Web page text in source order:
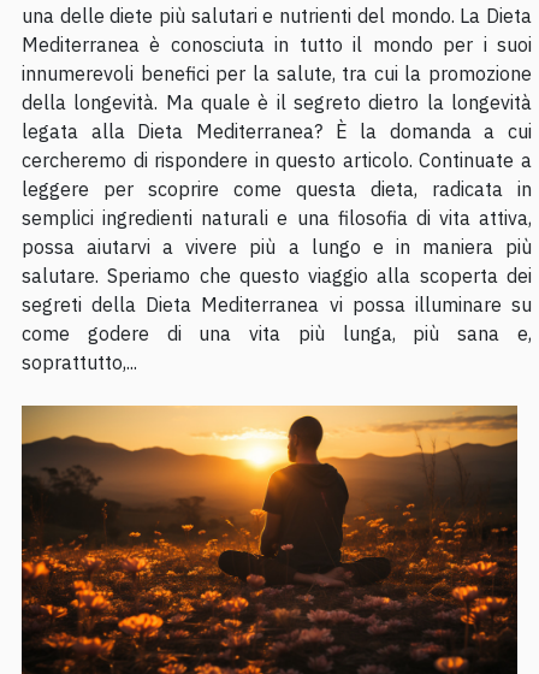
una delle diete più salutari e nutrienti del mondo. La Dieta
Mediterranea è conosciuta in tutto il mondo per i suoi
innumerevoli benefici per la salute, tra cui la promozione
della longevità. Ma quale è il segreto dietro la longevità
legata alla Dieta Mediterranea? È la domanda a cui
cercheremo di rispondere in questo articolo. Continuate a
leggere per scoprire come questa dieta, radicata in
semplici ingredienti naturali e una filosofia di vita attiva,
possa aiutarvi a vivere più a lungo e in maniera più
salutare. Speriamo che questo viaggio alla scoperta dei
segreti della Dieta Mediterranea vi possa illuminare su
come godere di una vita più lunga, più sana e,
soprattutto,...